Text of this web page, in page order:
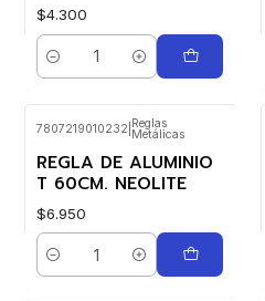
$4.300
Cantidad
7807219010232 Reglas
Metálicas
REGLA DE ALUMINIO
T 60CM. NEOLITE
$6.950
Cantidad